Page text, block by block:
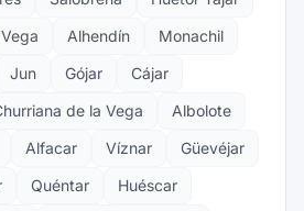
Alhendín
Monachil
Jun Gójar
Cájar
de la Vega
Albolote
Alfacar Víznar
Güevéjar
Quéntar
Huéscar